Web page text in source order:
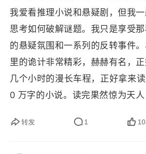
三
四
六
七
我爱看推理小说和悬疑剧，但我
思考如何破解谜题。我只是享受
的悬疑氛围和一系列的反转事件
里的诡计非常精彩，赫赫有名，
几个小时的漫长车程，正好拿来
0 万字的小说。读完果然惊为天
总的来说并没有读欧美小说那种
转发 1 10